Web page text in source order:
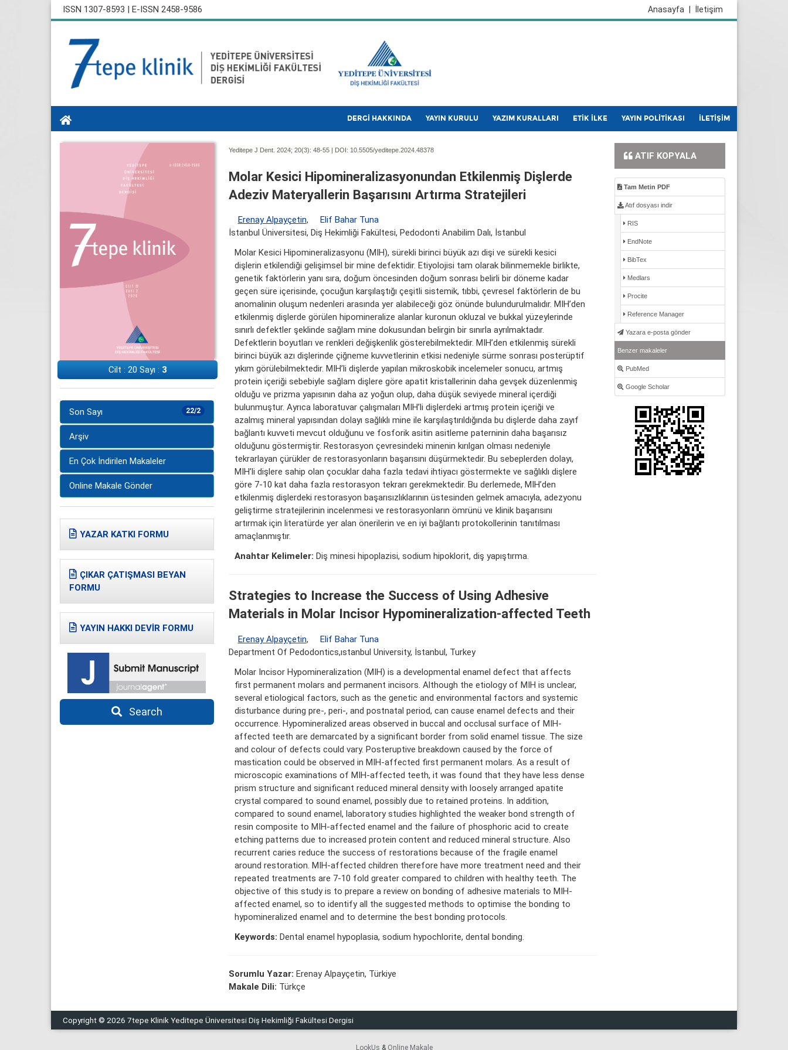
ISSN 1307-8593 | E-ISSN 2458-9586 İletişim
Anasayfa
DERGİ HAKKINDA YAYIN KURULU YAZIM KURALLARI ETİK İLKE YAYIN POLİTİKASI İLETİŞİM
Cilt : 20 Sayı : 3
22/2
Son Sayı
Arşiv
En Çok İndirilen Makaleler
Online Makale Gönder
YAZAR KATKI FORMU
ÇIKAR ÇATIŞMASI BEYAN
FORMU
YAYIN HAKKI DEVİR FORMU
Search
Yeditepe J Dent. 2024; 20(3): 48-55 | DOI: 10.5505/yeditepe.2024.48378
Molar Kesici Hipomineralizasyonundan Etkilenmiş Dişlerde
Adeziv Materyallerin Başarısını Artırma Stratejileri
Erenay Alpayçetin,
Elif Bahar Tuna
İstanbul Üniversitesi, Diş Hekimliği Fakültesi, Pedodonti Anabilim Dalı, İstanbul
Molar Kesici Hipomineralizasyonu (MIH), sürekli birinci büyük azı dişi ve sürekli kesici
dişlerin etkilendiği gelişimsel bir mine defektidir. Etiyolojisi tam olarak bilinmemekle birlikte,
genetik faktörlerin yanı sıra, doğum öncesinden doğum sonrası belirli bir döneme kadar
geçen süre içerisinde, çocuğun karşılaştığı çeşitli sistemik, tıbbi, çevresel faktörlerin de bu
anomalinin oluşum nedenleri arasında yer alabileceği göz önünde bulundurulmalıdır. MIH’den
etkilenmiş dişlerde görülen hipomineralize alanlar kuronun okluzal ve bukkal yüzeylerinde
sınırlı defektler şeklinde sağlam mine dokusundan belirgin bir sınırla ayrılmaktadır.
Defektlerin boyutları ve renkleri değişkenlik gösterebilmektedir. MIH’den etkilenmiş sürekli
birinci büyük azı dişlerinde çiğneme kuvvetlerinin etkisi nedeniyle sürme sonrası posterüptif
yıkım görülebilmektedir. MIH’li dişlerde yapılan mikroskobik incelemeler sonucu, artmış
protein içeriği sebebiyle sağlam dişlere göre apatit kristallerinin daha gevşek düzenlenmiş
olduğu ve prizma yapısının daha az yoğun olup, daha düşük seviyede mineral içerdiği
bulunmuştur. Ayrıca laboratuvar çalışmaları MIH’li dişlerdeki artmış protein içeriği ve
azalmış mineral yapısından dolayı sağlıklı mine ile karşılaştırıldığında bu dişlerde daha zayıf
bağlantı kuvveti mevcut olduğunu ve fosforik asitin asitleme paterninin daha başarısız
olduğunu göstermiştir. Restorasyon çevresindeki minenin kırılgan olması nedeniyle
tekrarlayan çürükler de restorasyonların başarısını düşürmektedir. Bu sebeplerden dolayı,
MIH’li dişlere sahip olan çocuklar daha fazla tedavi ihtiyacı göstermekte ve sağlıklı dişlere
göre 7-10 kat daha fazla restorasyon tekrarı gerekmektedir. Bu derlemede, MIH’den
etkilenmiş dişlerdeki restorasyon başarısızlıklarının üstesinden gelmek amacıyla, adezyonu
geliştirme stratejilerinin incelenmesi ve restorasyonların ömrünü ve klinik başarısını
artırmak için literatürde yer alan önerilerin ve en iyi bağlantı protokollerinin tanıtılması
amaçlanmıştır.
Anahtar Kelimeler: Diş minesi hipoplazisi, sodium hipoklorit, diş yapıştırma.
Strategies to Increase the Success of Using Adhesive
Materials in Molar Incisor Hypomineralization-affected Teeth
Erenay Alpayçetin,
Elif Bahar Tuna
Department Of Pedodontics,ıstanbul University, İstanbul, Turkey
Molar Incisor Hypomineralization (MIH) is a developmental enamel defect that affects
first permanent molars and permanent incisors. Although the etiology of MIH is unclear,
several etiological factors, such as the genetic and environmental factors and systemic
disturbance during pre-, peri-, and postnatal period, can cause enamel defects and their
occurrence. Hypomineralized areas observed in buccal and occlusal surface of MIH-
affected teeth are demarcated by a significant border from solid enamel tissue. The size
and colour of defects could vary. Posteruptive breakdown caused by the force of
mastication could be observed in MIH-affected first permanent molars. As a result of
microscopic examinations of MIH-affected teeth, it was found that they have less dense
prism structure and significant reduced mineral density with loosely arranged apatite
crystal compared to sound enamel, possibly due to retained proteins. In addition,
compared to sound enamel, laboratory studies highlighted the weaker bond strength of
resin composite to MIH-affected enamel and the failure of phosphoric acid to create
etching patterns due to increased protein content and reduced mineral structure. Also
recurrent caries reduce the success of restorations because of the fragile enamel
around restoration. MIH-affected children therefore have more treatment need and their
repeated treatments are 7-10 fold greater compared to children with healthy teeth. The
objective of this study is to prepare a review on bonding of adhesive materials to MIH-
affected enamel, so to identify all the suggested methods to optimise the bonding to
hypomineralized enamel and to determine the best bonding protocols.
Keywords: Dental enamel hypoplasia, sodium hypochlorite, dental bonding.
Sorumlu Yazar: Erenay Alpayçetin, Türkiye
Makale Dili: Türkçe
ATIF KOPYALA
Tam Metin PDF
Atıf dosyası indir
RIS
EndNote
BibTex
Medlars
Procite
Reference Manager
Yazara e-posta gönder
Benzer makaleler
PubMed
Google Scholar
Copyright © 2026 7tepe Klinik Yeditepe Üniversitesi Diş Hekimliği Fakültesi Dergisi
LookUs & Online Makale